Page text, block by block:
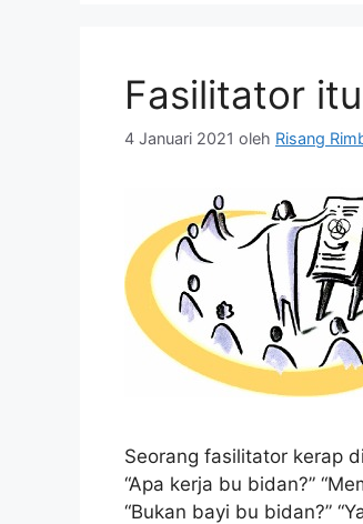
Fasilitator
4 Januari 2021 oleh Risang
Seorang fasilitator kerap
“Apa kerja bu bidan?”
“Bukan bayi bu bidan?”